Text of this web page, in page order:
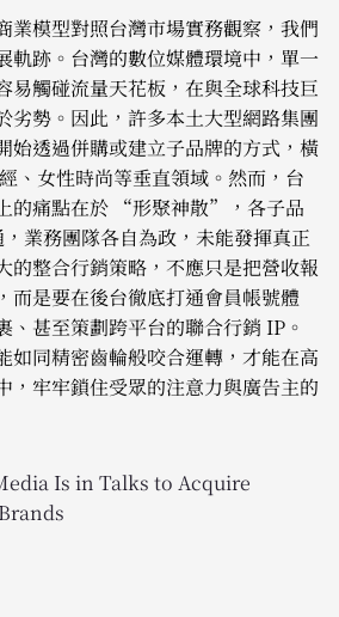
業模型對照台灣市場實務觀察，我們
軌跡。台灣的數位媒體環境中，單一
易觸碰流量天花板，在與全球科技巨
劣勢。因此，許多本土大型網路集團
始透過併購或建立子品牌的方式，橫
、女性時尚等垂直領域。然而，台
的痛點在於 “形聚神散”，各子品
業務團隊各自為政，未能發揮真正
的整合行銷策略，不應只是把營收報
而是要在後台徹底打通會員帳號體
、甚至策劃跨平台的聯合行銷 IP。
如同精密齒輪般咬合運轉，才能在高
，牢牢鎖住受眾的注意力與廣告主的
Is in Talks to Acquire